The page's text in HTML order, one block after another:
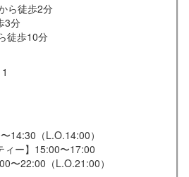
ら徒歩2分
3分
徒歩10分
14:30（L.O.14:00）
ィー】15:00〜17:00
〜22:00（L.O.21:00）